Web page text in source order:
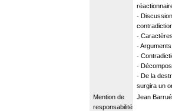
-
-
-
-
-
- De la
surgira un
Mention de
responsabilité
Jean Barrué